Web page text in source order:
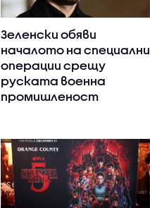
Зеленски обяви
началото на специални
операции срещу
руската военна
промишленост